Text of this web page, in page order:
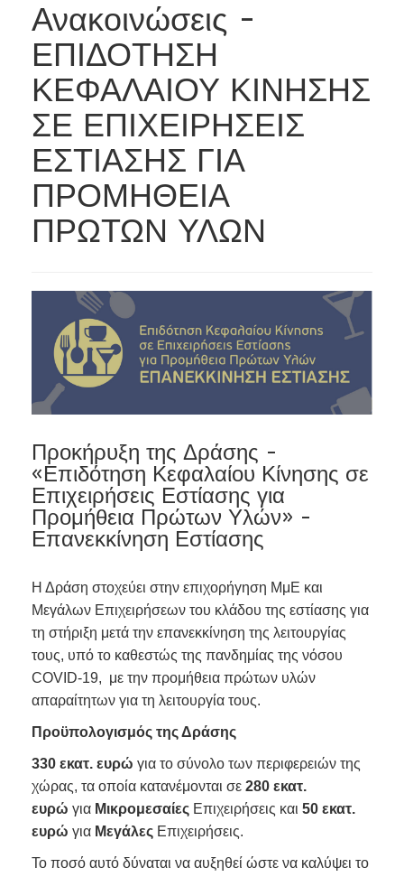
Ανακοινώσεις -
ΕΠΙΔΟΤΗΣΗ
ΚΕΦΑΛΑΙΟΥ ΚΙΝΗΣΗΣ
ΣΕ ΕΠΙΧΕΙΡΗΣΕΙΣ
ΕΣΤΙΑΣΗΣ ΓΙΑ
ΠΡΟΜΗΘΕΙΑ
ΠΡΩΤΩΝ ΥΛΩΝ
Προκήρυξη της Δράσης -
«Επιδότηση Κεφαλαίου Κίνησης σε
Επιχειρήσεις Εστίασης για
Προμήθεια Πρώτων Υλών» -
Επανεκκίνηση Εστίασης
Η Δράση στοχεύει στην επιχορήγηση ΜμΕ και
Μεγάλων Επιχειρήσεων του κλάδου της εστίασης για
τη στήριξη μετά την επανεκκίνηση της λειτουργίας
τους, υπό το καθεστώς της πανδημίας της νόσου
COVID-19, με την προμήθεια πρώτων υλών
απαραίτητων για τη λειτουργία τους.
Προϋπολογισμός της Δράσης
330 εκατ. ευρώ για το σύνολο των περιφερειών της
χώρας, τα οποία κατανέμονται σε 280 εκατ.
ευρώ για Μικρομεσαίες Επιχειρήσεις και 50 εκατ.
ευρώ για Μεγάλες Επιχειρήσεις.
Το ποσό αυτό δύναται να αυξηθεί ώστε να καλύψει το